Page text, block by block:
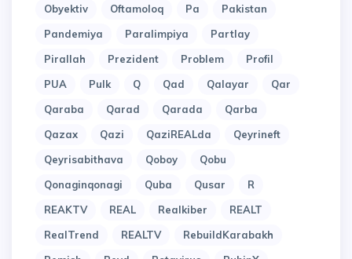
Obyektiv
Oftamoloq Pa
Pakistan
Pandemiya
Paralimpiya
Partlay
Pirallah
Prezident Problem
Profil
PUA
Pulk Q Qad Qalayar
Qar
Qaraba
Qarad Qarada
Qarba
Qazax
Qazi QaziREALda
Qeyrineft
Qeyrisabithava
Qoboy
Qobu
Qonaginqonagi
Quba Qusar
R
REAKTV
REAL Realkiber
REALT
RealTrend
REALTV
RebuildKarabakh